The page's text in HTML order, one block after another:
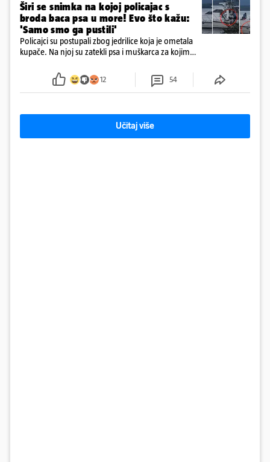
Širi se snimka na kojoj policajac s
broda baca psa u more! Evo što kažu:
'Samo smo ga pustili'
Policajci su postupali zbog jedrilice koja je ometala
kupače. Na njoj su zatekli psa i muškarca za kojim
ga uhitili, a psa je preuzeo komunalni redar
12 54
Učitaj više